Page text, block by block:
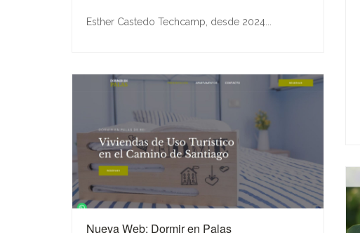
Esther Castedo Techcamp, desde 2024...
Nueva Web: Dormir en Palas